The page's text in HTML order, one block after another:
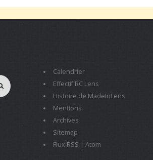
Calendrier
Effectif RC Lens
Histoire de MadeInLens
Mentions
Archives
Sitemap
Flux RSS | Atom